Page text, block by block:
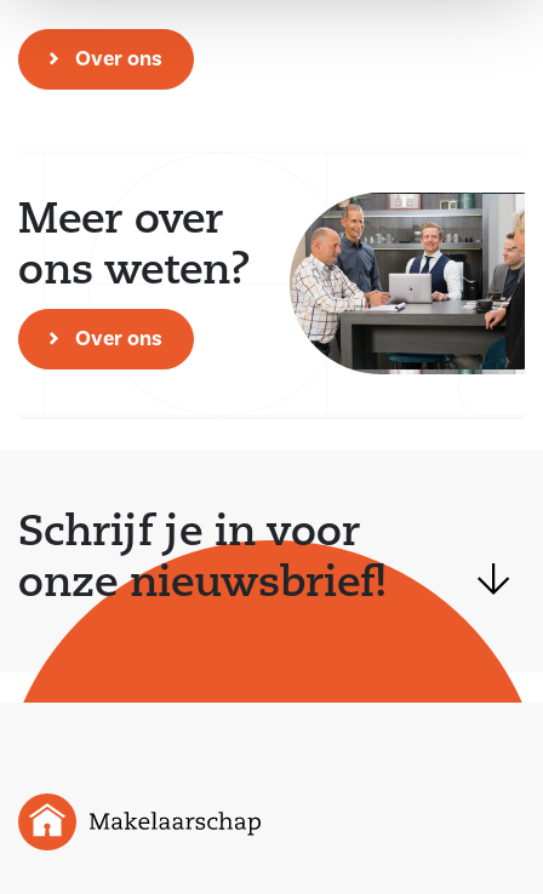
Over ons
Schrijf je in voor
onze nieuwsbrief!
Meer over
ons weten?
Over ons